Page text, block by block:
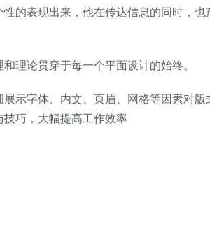
的表现出来，他在传达信息的同时，也
理论贯穿于每一个平面设计的始终。
示字体、内文、页眉、网格等因素对版
巧，大幅提高工作效率